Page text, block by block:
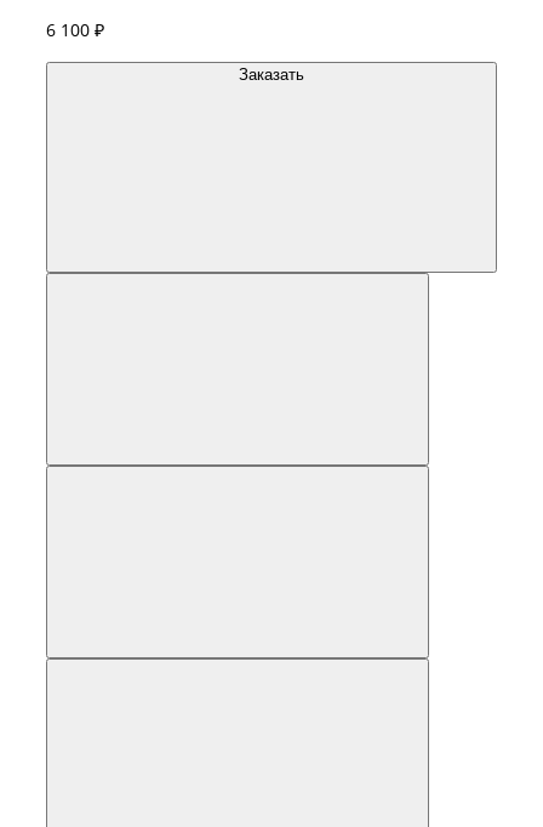
6 100 ₽
Заказать